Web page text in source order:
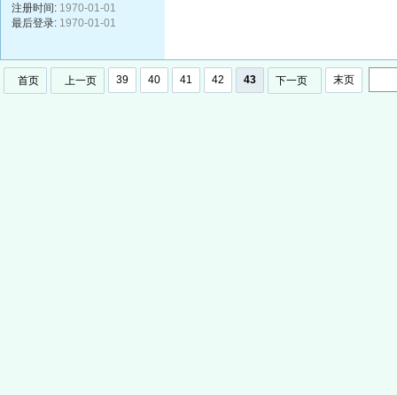
注册时间: 1970-01-01
最后登录: 1970-01-01
首页 上一页 39 40 41 42 43 下一页 末页